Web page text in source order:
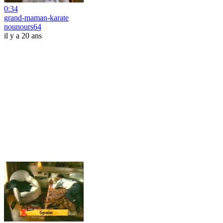
0:34
grand-maman-karate
nounours64
il y a 20 ans